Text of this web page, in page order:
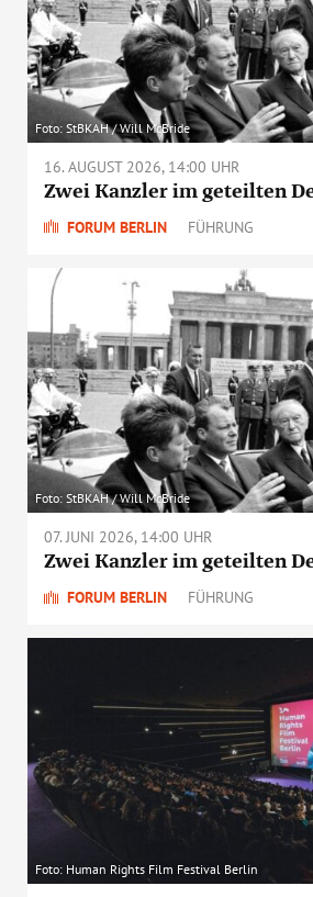
Foto: StBKAH / Will McBride
16. AUGUST 2026, 14:00 UHR
Zwei Kanzler im geteilten
FORUM BERLIN FÜHRUNG
Foto: StBKAH / Will McBride
07. JUNI 2026, 14:00 UHR
Zwei Kanzler im geteilten
FORUM BERLIN FÜHRUNG
Foto: Human Rights Film Festival Berlin